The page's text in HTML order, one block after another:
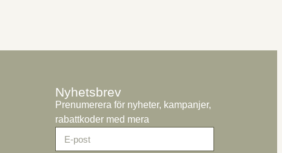
Nyhetsbrev
Prenumerera för nyheter, kampanjer,
rabattkoder med mera